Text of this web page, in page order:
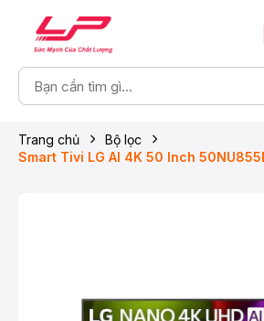
Trang chủ
Bộ lọc
Smart Tivi LG AI 4K 50 Inch